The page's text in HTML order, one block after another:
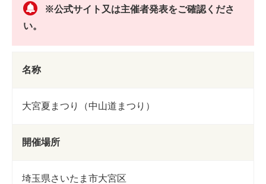
※公式サイト又は主催者発表をご確認くださ
い。
名称
大宮夏まつり（中山道まつり）
開催場所
埼玉県さいたま市大宮区